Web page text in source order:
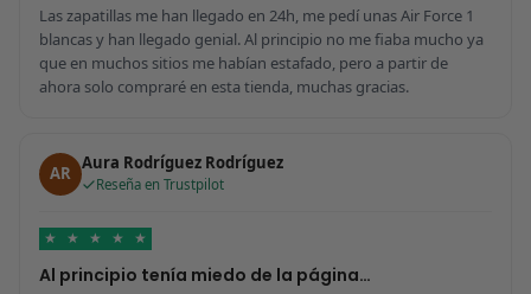
Las zapatillas me han llegado en 24h, me pedí unas Air Force 1
blancas y han llegado genial. Al principio no me fiaba mucho ya
que en muchos sitios me habían estafado, pero a partir de
ahora solo compraré en esta tienda, muchas gracias.
AR Aura Rodríguez Rodríguez
Reseña en Trustpilot
★ ★ ★ ★ ★
Al principio tenía miedo de la página…